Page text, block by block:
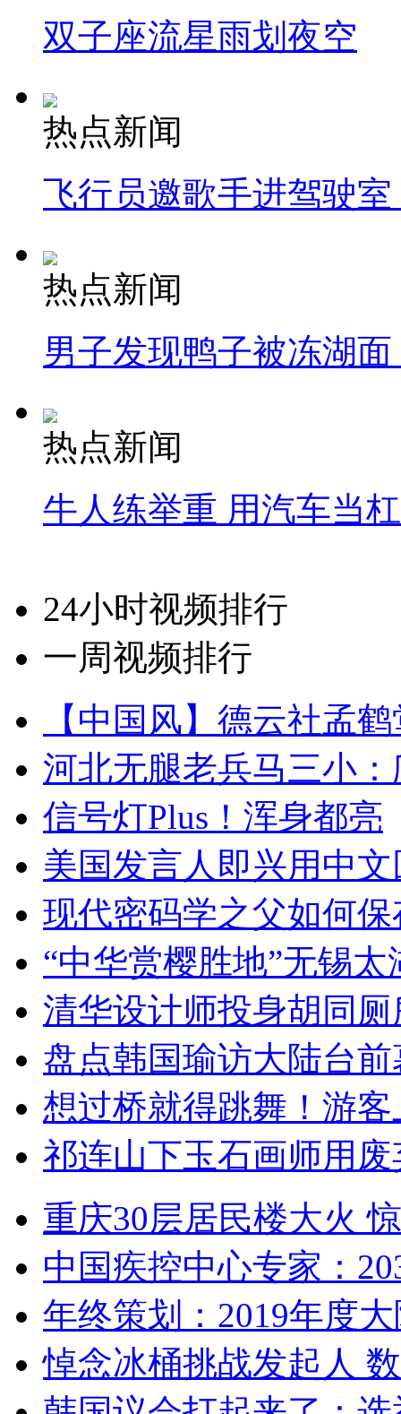
双子座流星雨划夜空
热点新闻
飞行员邀歌手进驾驶
热点新闻
男子发现鸭子被冻湖
热点新闻
牛人练举重 用汽车当
24小时视频排行
一周视频排行
【中国风】德云社孟
河北无腿老兵马三小
信号灯Plus！浑身都亮
美国发言人即兴用中
现代密码学之父如何
“中华赏樱胜地”无锡
清华设计师投身胡同
盘点韩国瑜访大陆台
想过桥就得跳舞！游客
祁连山下玉石画师用
重庆30层居民楼大火
中国疾控中心专家：
年终策划：2019年度
悼念冰桶挑战发起人